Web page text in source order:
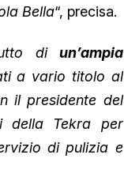
Bella“, precisa.
diun’ampia
a vario titolo al
il presidente del
della Tekra per
di pulizia e